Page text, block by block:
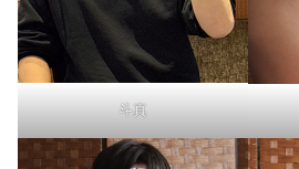
斗真